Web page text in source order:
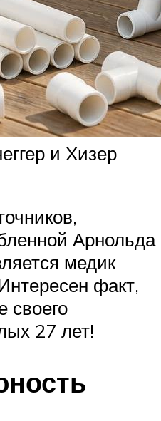
и Хизер
Арнольда
медик
факт,
своего
27 лет!